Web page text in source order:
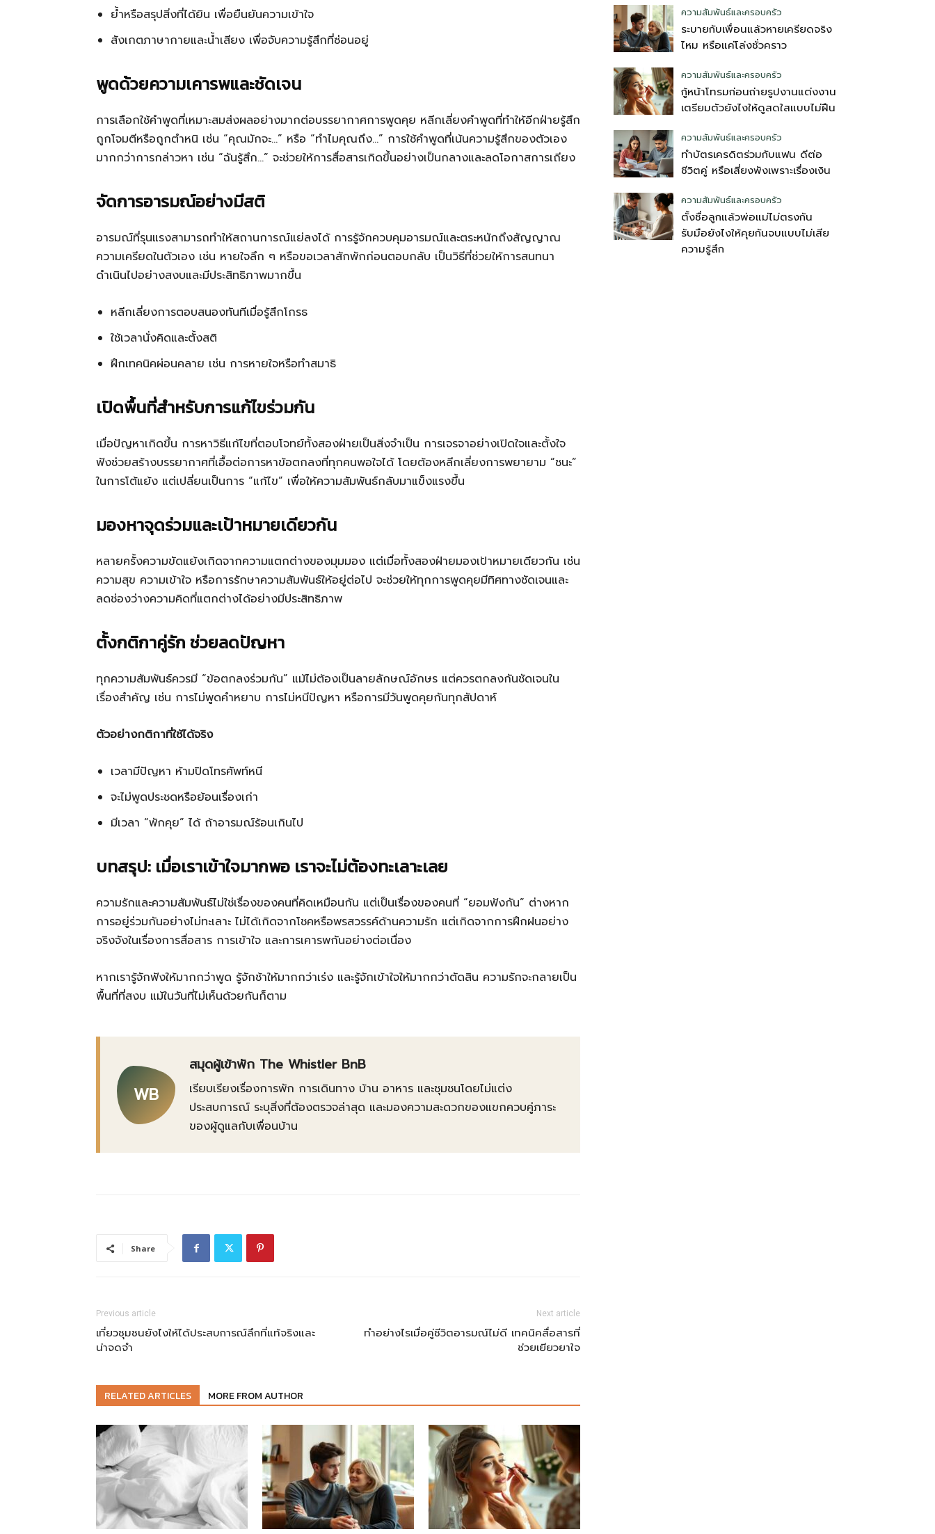
ย้ำหรือสรุปสิ่งที่ได้ยิน เพื่อยืนยันความเข้าใจ
สังเกตภาษากายและน้ำเสียง เพื่อจับความรู้สึกที่ซ่อนอยู่
พูดด้วยความเคารพและชัดเจน
การเลือกใช้คำพูดที่เหมาะสมส่งผลอย่างมากต่อบรรยากาศการพูดคุย หลีกเลี่ยงคำพูดที่ทำให้อีกฝ่ายรู้สึก
ถูกโจมตีหรือถูกตำหนิ เช่น “คุณมักจะ…” หรือ “ทำไมคุณถึง…” การใช้คำพูดที่เน้นความรู้สึกของตัวเอง
มากกว่าการกล่าวหา เช่น “ฉันรู้สึก…” จะช่วยให้การสื่อสารเกิดขึ้นอย่างเป็นกลางและลดโอกาสการเถียง
จัดการอารมณ์อย่างมีสติ
อารมณ์ที่รุนแรงสามารถทำให้สถานการณ์แย่ลงได้ การรู้จักควบคุมอารมณ์และตระหนักถึงสัญญาณ
ความเครียดในตัวเอง เช่น หายใจลึก ๆ หรือขอเวลาสักพักก่อนตอบกลับ เป็นวิธีที่ช่วยให้การสนทนา
ดำเนินไปอย่างสงบและมีประสิทธิภาพมากขึ้น
หลีกเลี่ยงการตอบสนองทันทีเมื่อรู้สึกโกรธ
ใช้เวลานั่งคิดและตั้งสติ
ฝึกเทคนิคผ่อนคลาย เช่น การหายใจหรือทำสมาธิ
เปิดพื้นที่สำหรับการแก้ไขร่วมกัน
เมื่อปัญหาเกิดขึ้น การหาวิธีแก้ไขที่ตอบโจทย์ทั้งสองฝ่ายเป็นสิ่งจำเป็น การเจรจาอย่างเปิดใจและตั้งใจ
ฟังช่วยสร้างบรรยากาศที่เอื้อต่อการหาข้อตกลงที่ทุกคนพอใจได้ โดยต้องหลีกเลี่ยงการพยายาม “ชนะ”
ในการโต้แย้ง แต่เปลี่ยนเป็นการ “แก้ไข” เพื่อให้ความสัมพันธ์กลับมาแข็งแรงขึ้น
มองหาจุดร่วมและเป้าหมายเดียวกัน
หลายครั้งความขัดแย้งเกิดจากความแตกต่างของมุมมอง แต่เมื่อทั้งสองฝ่ายมองเป้าหมายเดียวกัน เช่น
ความสุข ความเข้าใจ หรือการรักษาความสัมพันธ์ให้อยู่ต่อไป จะช่วยให้ทุกการพูดคุยมีทิศทางชัดเจนและ
ลดช่องว่างความคิดที่แตกต่างได้อย่างมีประสิทธิภาพ
ตั้งกติกาคู่รัก ช่วยลดปัญหา
ทุกความสัมพันธ์ควรมี “ข้อตกลงร่วมกัน” แม้ไม่ต้องเป็นลายลักษณ์อักษร แต่ควรตกลงกันชัดเจนใน
เรื่องสำคัญ เช่น การไม่พูดคำหยาบ การไม่หนีปัญหา หรือการมีวันพูดคุยกันทุกสัปดาห์
ตัวอย่างกติกาที่ใช้ได้จริง
เวลามีปัญหา ห้ามปิดโทรศัพท์หนี
จะไม่พูดประชดหรือย้อนเรื่องเก่า
มีเวลา “พักคุย” ได้ ถ้าอารมณ์ร้อนเกินไป
บทสรุป: เมื่อเราเข้าใจมากพอ เราจะไม่ต้องทะเลาะเลย
ความรักและความสัมพันธ์ไม่ใช่เรื่องของคนที่คิดเหมือนกัน แต่เป็นเรื่องของคนที่ “ยอมฟังกัน” ต่างหาก
การอยู่ร่วมกันอย่างไม่ทะเลาะ ไม่ได้เกิดจากโชคหรือพรสวรรค์ด้านความรัก แต่เกิดจากการฝึกฝนอย่าง
จริงจังในเรื่องการสื่อสาร การเข้าใจ และการเคารพกันอย่างต่อเนื่อง
หากเรารู้จักฟังให้มากกว่าพูด รู้จักช้าให้มากกว่าเร่ง และรู้จักเข้าใจให้มากกว่าตัดสิน ความรักจะกลายเป็น
พื้นที่ที่สงบ แม้ในวันที่ไม่เห็นด้วยกันก็ตาม
WB
สมุดผู้เข้าพัก The Whistler BnB
เรียบเรียงเรื่องการพัก การเดินทาง บ้าน อาหาร และชุมชนโดยไม่แต่ง
ประสบการณ์ ระบุสิ่งที่ต้องตรวจล่าสุด และมองความสะดวกของแขกควบคู่ภาระ
ของผู้ดูแลกับเพื่อนบ้าน
Share
Previous article
เที่ยวชุมชนยังไงให้ได้ประสบการณ์ลึกที่แท้จริงและ
น่าจดจำ
Next article
ทำอย่างไรเมื่อคู่ชีวิตอารมณ์ไม่ดี เทคนิคสื่อสารที่
ช่วยเยียวยาใจ
RELATED ARTICLES MORE FROM AUTHOR
ความสัมพันธ์และครอบครัว
ระบายกับเพื่อนแล้วหายเครียดจริง
ไหม หรือแค่โล่งชั่วคราว
ความสัมพันธ์และครอบครัว
กู้หน้าโทรมก่อนถ่ายรูปงานแต่งงาน
เตรียมตัวยังไงให้ดูสดใสแบบไม่ฝืน
ความสัมพันธ์และครอบครัว
ทำบัตรเครดิตร่วมกับแฟน ดีต่อ
ชีวิตคู่ หรือเสี่ยงพังเพราะเรื่องเงิน
ความสัมพันธ์และครอบครัว
ตั้งชื่อลูกแล้วพ่อแม่ไม่ตรงกัน
รับมือยังไงให้คุยกันจบแบบไม่เสีย
ความรู้สึก